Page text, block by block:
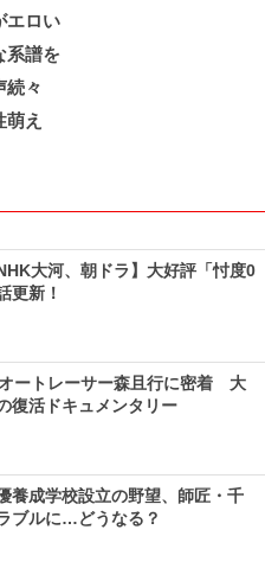
エロい
系譜を
続々
え
大河、朝ドラ】大好評「忖度0
更新！
ートレーサー森且行に密着 大
復活ドキュメンタリー
養成学校設立の野望、師匠・千
ブルに…どうなる？